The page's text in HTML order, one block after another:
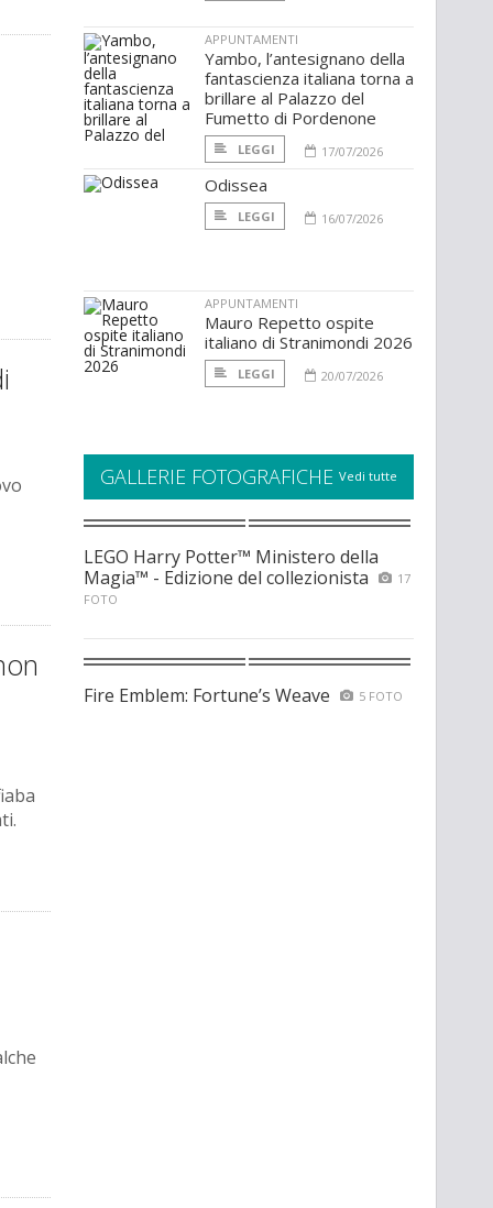
APPUNTAMENTI
Yambo, l’antesignano della
fantascienza italiana torna a
brillare al Palazzo del
Fumetto di Pordenone
LEGGI 17/07/2026
Odissea
LEGGI 16/07/2026
APPUNTAMENTI
Mauro Repetto ospite
italiano di Stranimondi 2026
LEGGI 20/07/2026
GALLERIE FOTOGRAFICHE Vedi tutte
LEGO Harry Potter™ Ministero della
Magia™ - Edizione del collezionista
17
FOTO
Fire Emblem: Fortune’s Weave 5 FOTO